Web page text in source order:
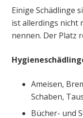
Einige Schädlinge
ist allerdings nicht
nennen. Der Platz
Ameisen,
Schaben,
Bücher- und